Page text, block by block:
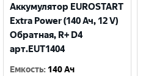
Аккумулятор EUROSTART
Extra Power (140 Ач, 12 V)
Обратная, R+ D4
арт.EUT1404
Емкость: 140 Ач